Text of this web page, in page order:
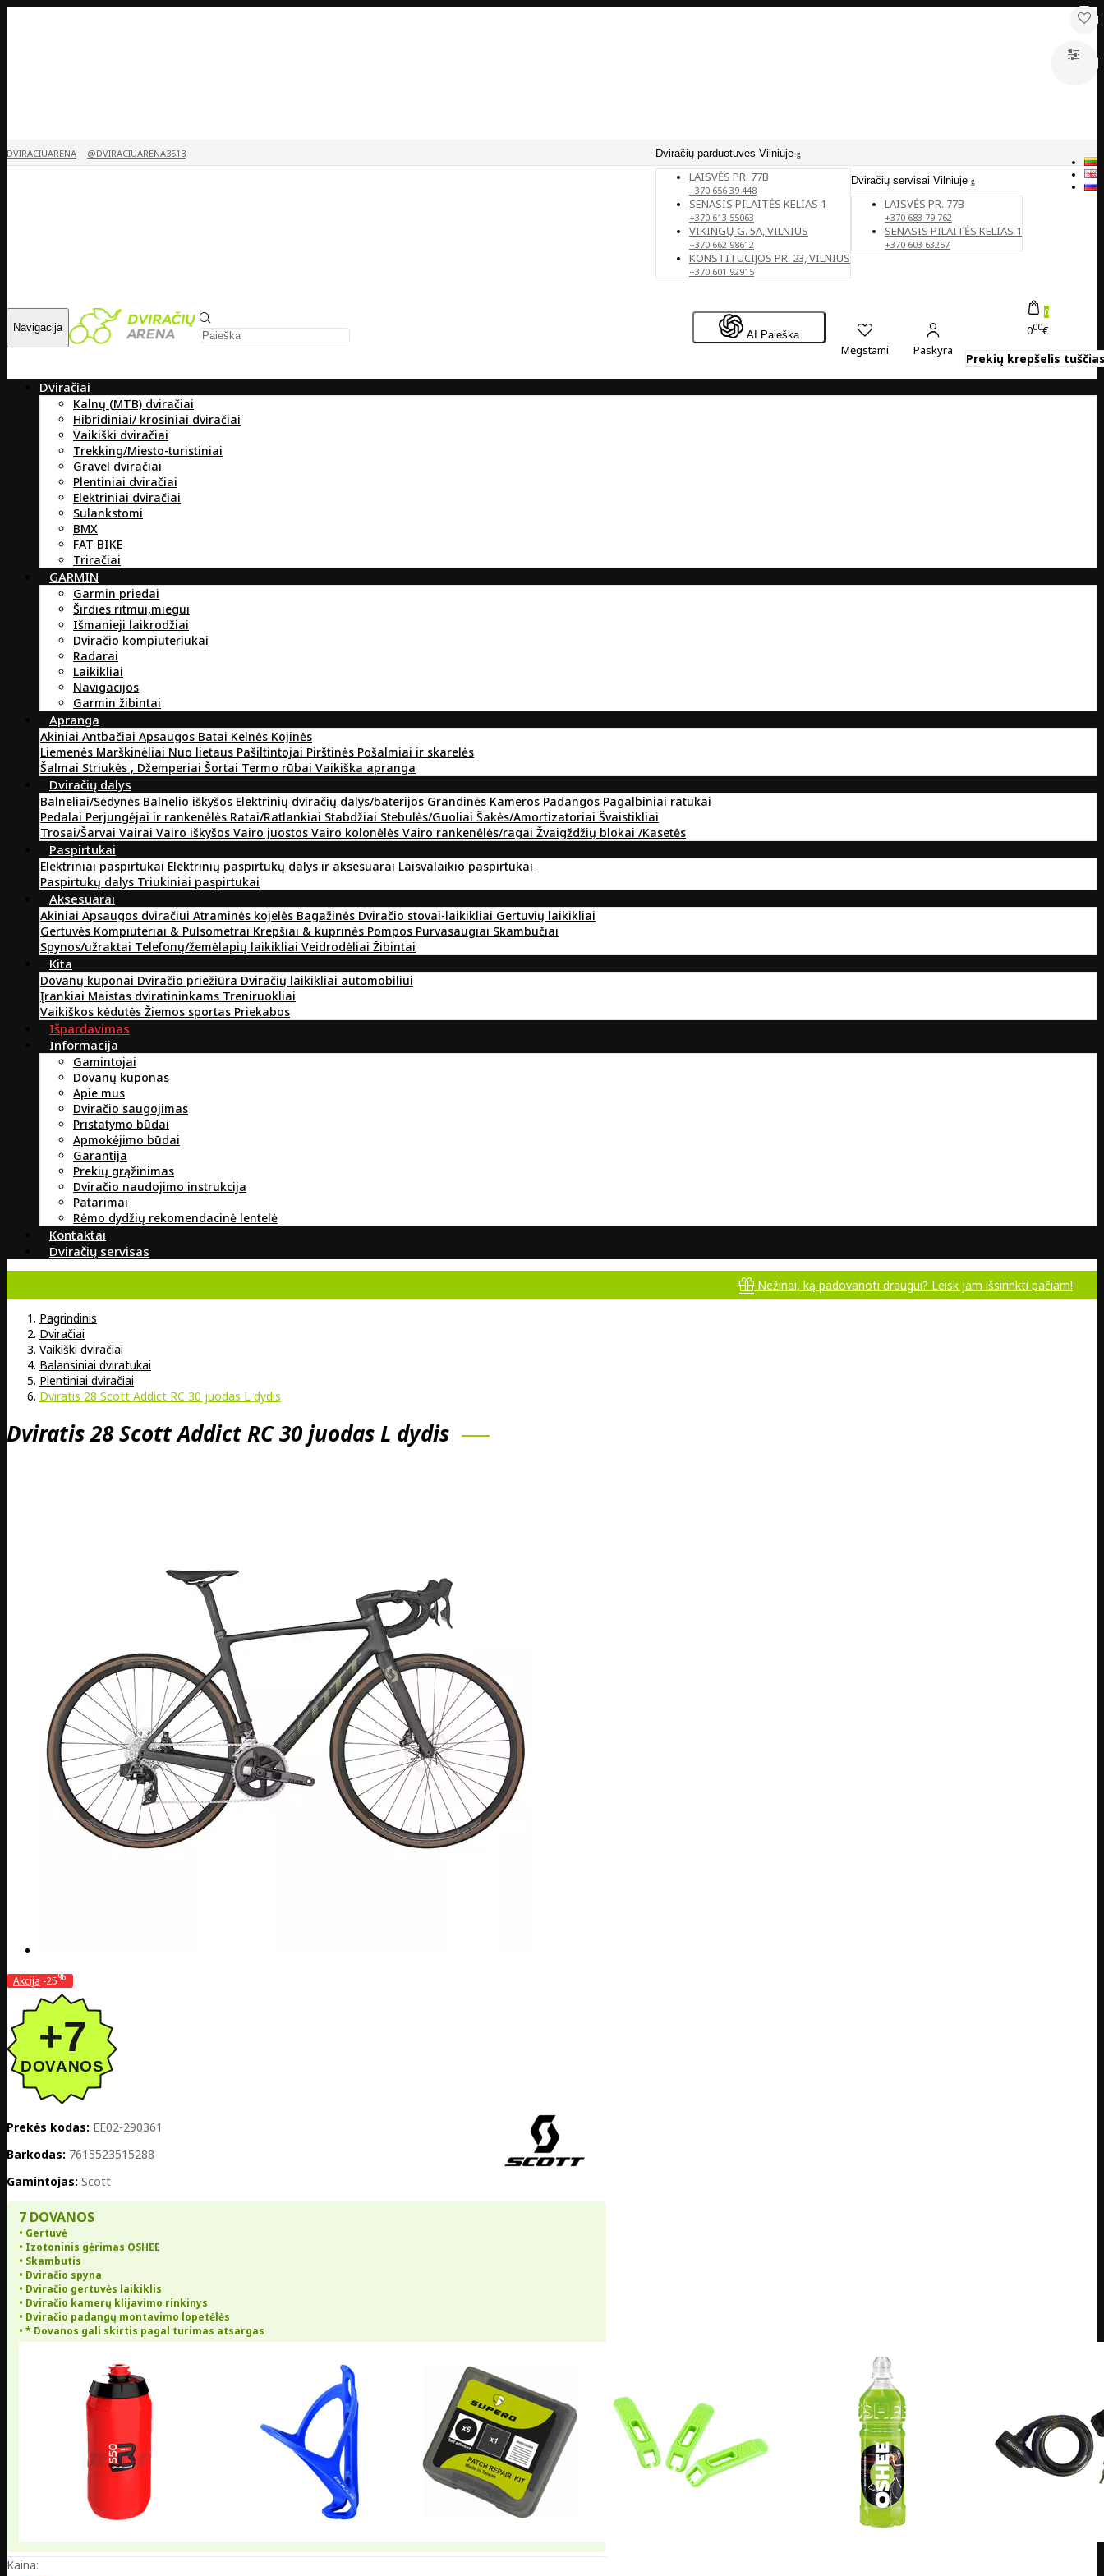
Dviračių parduotuvės Vilniuje
LAISVĖS PR. 77B
+370 656 39 448
SENASIS PILAITĖS KELIAS 1
+370 613 55063
VIKINGŲ G. 5A, VILNIUS
+370 662 98612
KONSTITUCIJOS PR. 23, VILNIUS
+370 601 92915
Dviračių servisai Vilniuje
LAISVĖS PR. 77B
+370 683 79 762
SENASIS PILAITĖS KELIAS 1
+370 603 63257
DVIRACIUARENA @DVIRACIUARENA3513
Navigacija
AI Paieška
Mėgstami Paskyra
0
000€
Prekių krepšelis
Dviračiai
Kalnų (MTB) dviračiai
Hibridiniai/ krosiniai dviračiai
Vaikiški dviračiai
Trekking/Miesto-turistiniai
Gravel dviračiai
Plentiniai dviračiai
Elektriniai dviračiai
Sulankstomi
BMX
FAT BIKE
Triračiai
GARMIN
Garmin priedai
Širdies ritmui,miegui
Išmanieji laikrodžiai
Dviračio kompiuteriukai
Radarai
Laikikliai
Navigacijos
Garmin žibintai
Apranga
Akiniai Antbačiai Apsaugos Batai Kelnės Kojinės
Liemenės Marškinėliai Nuo lietaus Pašiltintojai Pirštinės Pošalmiai ir skarelės
Šalmai Striukės , Džemperiai Šortai Termo rūbai Vaikiška apranga
Dviračių dalys
Balneliai/Sėdynės Balnelio iškyšos Elektrinių dviračių dalys/baterijos Grandinės Kameros Padangos Pagalbiniai ratukai
Pedalai Perjungėjai ir rankenėlės Ratai/Ratlankiai Stabdžiai Stebulės/Guoliai Šakės/Amortizatoriai Švaistikliai
Trosai/Šarvai Vairai Vairo iškyšos Vairo juostos Vairo kolonėlės Vairo rankenėlės/ragai Žvaigždžių blokai /Kasetės
Paspirtukai
Elektriniai paspirtukai Elektrinių paspirtukų dalys ir aksesuarai Laisvalaikio paspirtukai
Paspirtukų dalys Triukiniai paspirtukai
Aksesuarai
Akiniai Apsaugos dviračiui Atraminės kojelės Bagažinės Dviračio stovai-laikikliai Gertuvių laikikliai
Gertuvės Kompiuteriai & Pulsometrai Krepšiai & kuprinės Pompos Purvasaugiai Skambučiai
Spynos/užraktai Telefonų/žemėlapių laikikliai Veidrodėliai Žibintai
Kita
Dovanų kuponai Dviračio priežiūra Dviračių laikikliai automobiliui
Įrankiai Maistas dviratininkams Treniruokliai
Vaikiškos kėdutės Žiemos sportas Priekabos
Išpardavimas
Informacija
Gamintojai
Dovanų kuponas
Apie mus
Dviračio saugojimas
Pristatymo būdai
Apmokėjimo būdai
Garantija
Prekių grąžinimas
Dviračio naudojimo instrukcija
Patarimai
Rėmo dydžių rekomendacinė lentelė
Kontaktai
Dviračių servisas
Nežinai, ką padovanoti draugui? Leisk jam išsirinkti pačiam!
Pagrindinis
Dviračiai
Vaikiški dviračiai
Balansiniai dviratukai
Plentiniai dviračiai
Dviratis 28 Scott Addict RC 30 juodas L dydis
Dviratis 28 Scott Addict RC 30 juodas L dydis
Akcija -25%
Prekės kodas: EE02-290361
Barkodas: 7615523515288
Gamintojas: Scott
7 DOVANOS
• Gertuvė
• Izotoninis gėrimas OSHEE
• Skambutis
• Dviračio spyna
• Dviračio gertuvės laikiklis
• Dviračio kamerų klijavimo rinkinys
• Dviračio padangų montavimo lopetėlės
• * Dovanos gali skirtis pagal turimas atsargas
Kaina: